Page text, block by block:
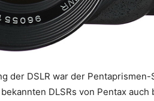
der DSLR war der Pentaprismen-
DLSRs von Pentax